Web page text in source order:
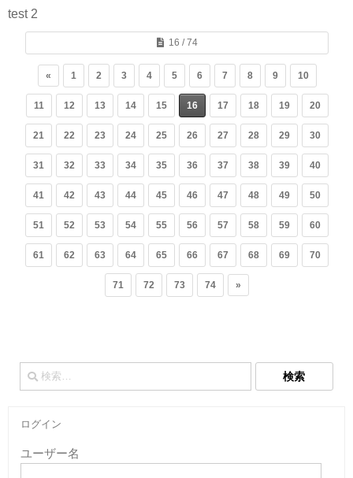
test 2
16 / 74
« 1 2 3 4 5 6 7 8 9 10
11 12 13 14 15 16 17 18 19 20
21 22 23 24 25 26 27 28 29 30
31 32 33 34 35 36 37 38 39 40
41 42 43 44 45 46 47 48 49 50
51 52 53 54 55 56 57 58 59 60
61 62 63 64 65 66 67 68 69 70
71 72 73 74 »
検
索:
ログイン
ユーザー名